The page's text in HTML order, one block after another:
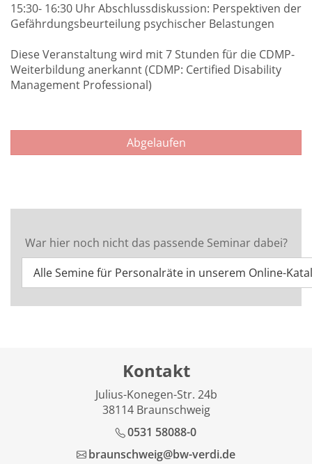
15:30- 16:30 Uhr Abschlussdiskussion: Perspektiven der
Gefährdungsbeurteilung psychischer Belastungen
Diese Veranstaltung wird mit 7 Stunden für die CDMP-
Weiterbildung anerkannt (CDMP: Certified Disability
Management Professional)
Abgelaufen
War hier noch nicht das passende Seminar dabei?
Alle Semine für Personalräte in unserem Online-
Kontakt
Julius-Konegen-Str. 24b
38114 Braunschweig
0531 58088-0
braunschweig@bw-verdi.de